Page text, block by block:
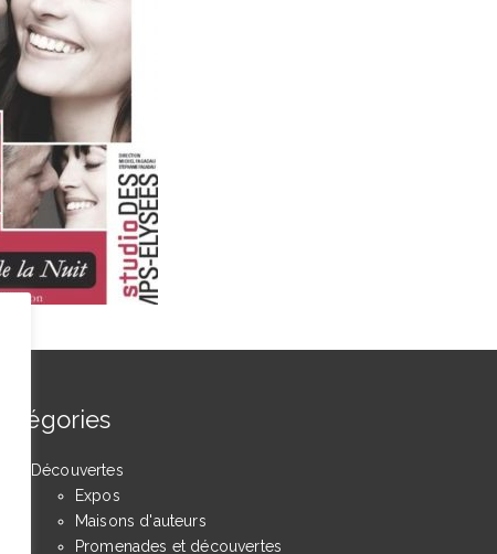
Catégories
Découvertes
Expos
Maisons d'auteurs
Promenades et découvertes